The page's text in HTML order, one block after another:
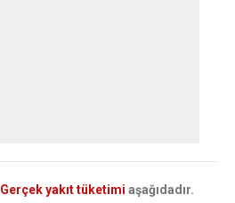
Gerçek yakıt tüketimi aşağıdadır.